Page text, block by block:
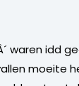
waren idd
moeite